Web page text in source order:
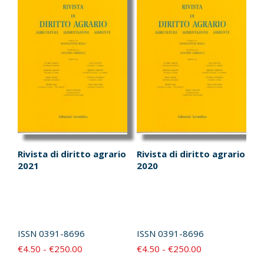
opzioni
possono
essere
scelte
nella
pagina
prodotto
opzioni
possono
essere
scelte
nella
pagina
prodotto
Rivista di diritto agrario
2021
ISSN 0391-8696
€4.50 - €250.00
Rivista di diritto agrario
2020
ISSN 0391-8696
€4.50 - €250.00Fascia